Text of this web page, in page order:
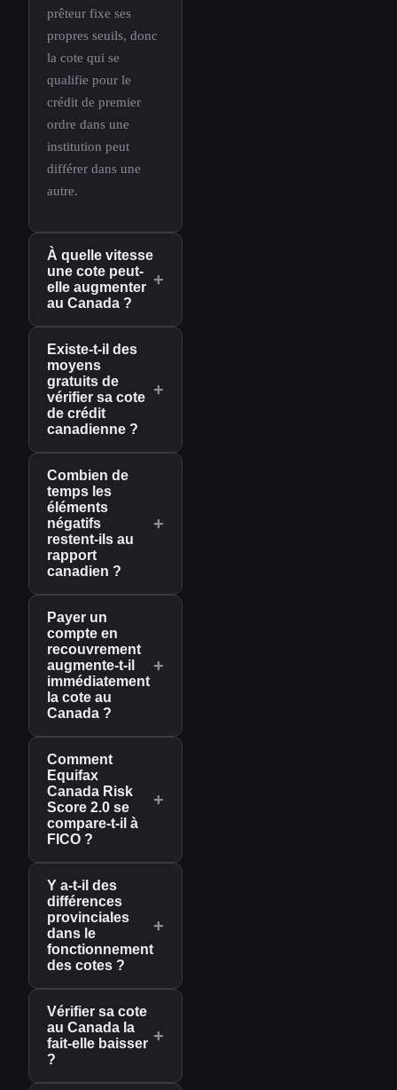
prêteur fixe ses
propres seuils, donc
la cote qui se
qualifie pour le
crédit de premier
ordre dans une
institution peut
différer dans une
autre.
À quelle vitesse
une cote peut-
elle augmenter
au Canada ?
+
Existe-t-il des
moyens
gratuits de
vérifier sa cote
de crédit
canadienne ?
+
Combien de
temps les
éléments
négatifs
restent-ils au
rapport
canadien ?
+
Payer un
compte en
recouvrement
augmente-t-il
immédiatement
la cote au
Canada ?
+
Comment
Equifax
Canada Risk
Score 2.0 se
compare-t-il à
FICO ?
+
Y a-t-il des
différences
provinciales
dans le
fonctionnement
des cotes ?
+
Vérifier sa cote
au Canada la
fait-elle baisser
?
+